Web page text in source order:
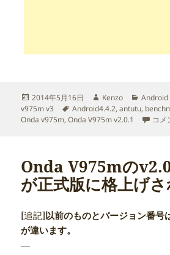
投
稿
日:
2014年5月16日
作
成
者
Kenzo
カ
テ
ゴ
Android
v975m v3
タ
グ
Android4.4.2,antutu,
Onda v975m,Onda V975m v2.0.1 コメ
Onda V975mの
が正式版に格上げ
[追記]以前のものとバージョン番号
が違います。
—